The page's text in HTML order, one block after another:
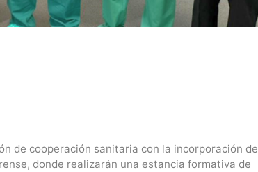
de cooperación sanitaria con la incorporación de
donde realizarán una estancia formativa de